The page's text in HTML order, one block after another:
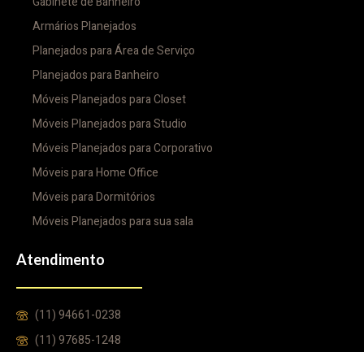
Armários Planejados
Planejados para Área de Serviço
Planejados para Banheiro
Móveis Planejados para Closet
Móveis Planejados para Studio
Móveis Planejados para Corporativo
Móveis para Home Office
Móveis para Dormitórios
Móveis Planejados para sua sala
Atendimento
(11) 94661-0238
(11) 97685-1248